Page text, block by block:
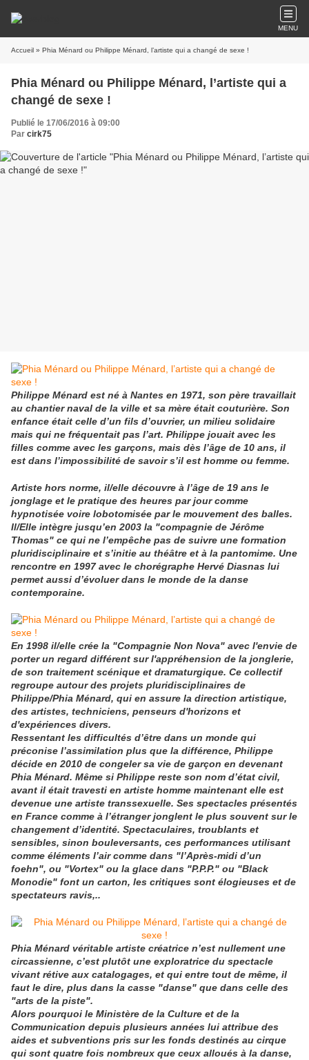
MENU
Accueil » Phia Ménard ou Philippe Ménard, l’artiste qui a changé de sexe !
Phia Ménard ou Philippe Ménard, l’artiste qui a
changé de sexe !
Publié le 17/06/2016 à 09:00
Par cirk75
Philippe Ménard est né à Nantes en 1971, son père travaillait
au chantier naval de la ville et sa mère était couturière. Son
enfance était celle d’un fils d’ouvrier, un milieu solidaire
mais qui ne fréquentait pas l’art. Philippe jouait avec les
filles comme avec les garçons, mais dès l’âge de 10 ans, il
est dans l’impossibilité de savoir s’il est homme ou femme.
Artiste hors norme, il/elle découvre à l’âge de 19 ans le
jonglage et le pratique des heures par jour comme
hypnotisée voire lobotomisée par le mouvement des balles.
Il/Elle intègre jusqu’en 2003 la "compagnie de Jérôme
Thomas" ce qui ne l’empêche pas de suivre une formation
pluridisciplinaire et s’initie au théâtre et à la pantomime. Une
rencontre en 1997 avec le chorégraphe Hervé Diasnas lui
permet aussi d’évoluer dans le monde de la danse
contemporaine.
En 1998 il/elle crée la "Compagnie Non Nova" avec l'envie de
porter un regard différent sur l'appréhension de la jonglerie,
de son traitement scénique et dramaturgique. Ce collectif
regroupe autour des projets pluridisciplinaires de
Philippe/Phia Ménard, qui en assure la direction artistique,
des artistes, techniciens, penseurs d'horizons et
d'expériences divers.
Ressentant les difficultés d’être dans un monde qui
préconise l’assimilation plus que la différence, Philippe
décide en 2010 de congeler sa vie de garçon en devenant
Phia Ménard. Même si Philippe reste son nom d’état civil,
avant il était travesti en artiste homme maintenant elle est
devenue une artiste transsexuelle. Ses spectacles présentés
en France comme à l’étranger jonglent le plus souvent sur le
changement d’identité. Spectaculaires, troublants et
sensibles, sinon bouleversants, ces performances utilisant
comme éléments l’air comme dans "l’Après-midi d’un
foehn", ou "Vortex" ou la glace dans "P.P.P." ou "Black
Monodie" font un carton, les critiques sont élogieuses et de
spectateurs ravis,..
Phia Ménard véritable artiste créatrice n’est nullement une
circassienne, c’est plutôt une exploratrice du spectacle
vivant rétive aux catalogages, et qui entre tout de même, il
faut le dire, plus dans la casse "danse" que dans celle des
"arts de la piste".
Alors pourquoi le Ministère de la Culture et de la
Communication depuis plusieurs années lui attribue des
aides et subventions pris sur les fonds destinés au cirque
qui sont quatre fois nombreux que ceux alloués à la danse,